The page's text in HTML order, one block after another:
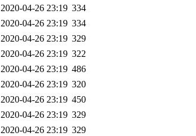
2020-04-26 23:19 334
2020-04-26 23:19 334
2020-04-26 23:19 329
2020-04-26 23:19 322
2020-04-26 23:19 486
2020-04-26 23:19 320
2020-04-26 23:19 450
2020-04-26 23:19 329
2020-04-26 23:19 329